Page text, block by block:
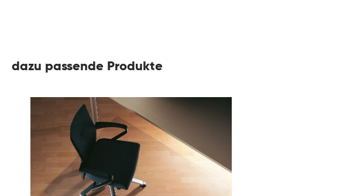
dazu passende Produkte